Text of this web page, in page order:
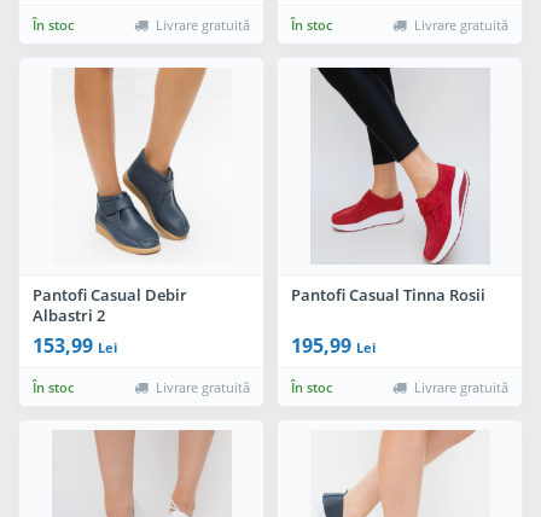
În stoc Livrare gratuită În stoc Livrare gratuită
Pantofi Casual Debir
Albastri 2
153,99 Lei
În stoc Livrare gratuită
Pantofi Casual Tinna Rosii
195,99 Lei
În stoc Livrare gratuită